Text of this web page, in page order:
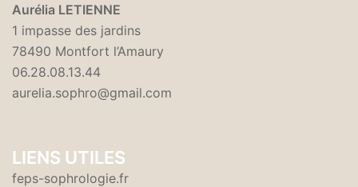
Aurélia LETIENNE
1 impasse des jardins
78490 Montfort l’Amaury
06.28.08.13.44
aurelia.sophro@gmail.com
LIENS UTILES
feps-sophrologie.fr